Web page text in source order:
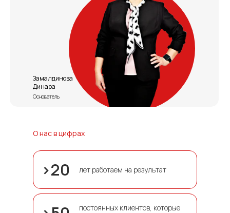
Замалдинова
Динара
Основатель
О нас в цифрах
>20 лет работаем на результат
постоянных клиентов, которые